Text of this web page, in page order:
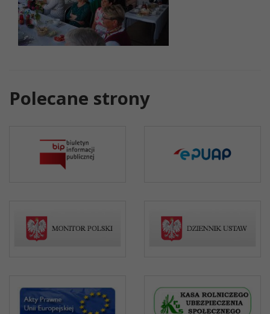
Polecane strony